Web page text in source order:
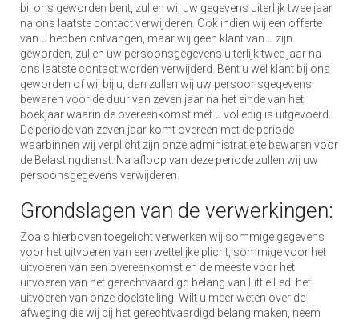
bij ons geworden bent, zullen wij uw gegevens uiterlijk twee jaar
na ons laatste contact verwijderen. Ook indien wij een offerte
van u hebben ontvangen, maar wij geen klant van u zijn
geworden, zullen uw persoonsgegevens uiterlijk twee jaar na
ons laatste contact worden verwijderd. Bent u wel klant bij ons
geworden of wij bij u, dan zullen wij uw persoonsgegevens
bewaren voor de duur van zeven jaar na het einde van het
boekjaar waarin de overeenkomst met u volledig is uitgevoerd.
De periode van zeven jaar komt overeen met de periode
waarbinnen wij verplicht zijn onze administratie te bewaren voor
de Belastingdienst. Na afloop van deze periode zullen wij uw
persoonsgegevens verwijderen.
Grondslagen van de verwerkingen:
Zoals hierboven toegelicht verwerken wij sommige gegevens
voor het uitvoeren van een wettelijke plicht, sommige voor het
uitvoeren van een overeenkomst en de meeste voor het
uitvoeren van het gerechtvaardigd belang van Little Led: het
uitvoeren van onze doelstelling. Wilt u meer weten over de
afweging die wij bij het gerechtvaardigd belang maken, neem